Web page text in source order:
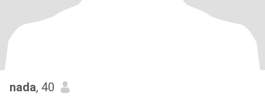
nada, 40